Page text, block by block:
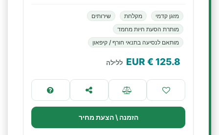
מזגן קדמי מקלחת
שירותים
מותרת הסעת חיות מחמד
מותאם לנסיעה בתנאי חורף / קיפאון
125.8
€ EUR ללילה
הזמנה \ הצעת מחיר